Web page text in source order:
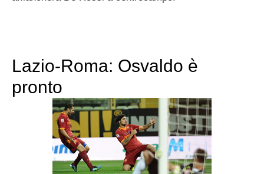
Lazio-Roma: Osvaldo è
pronto